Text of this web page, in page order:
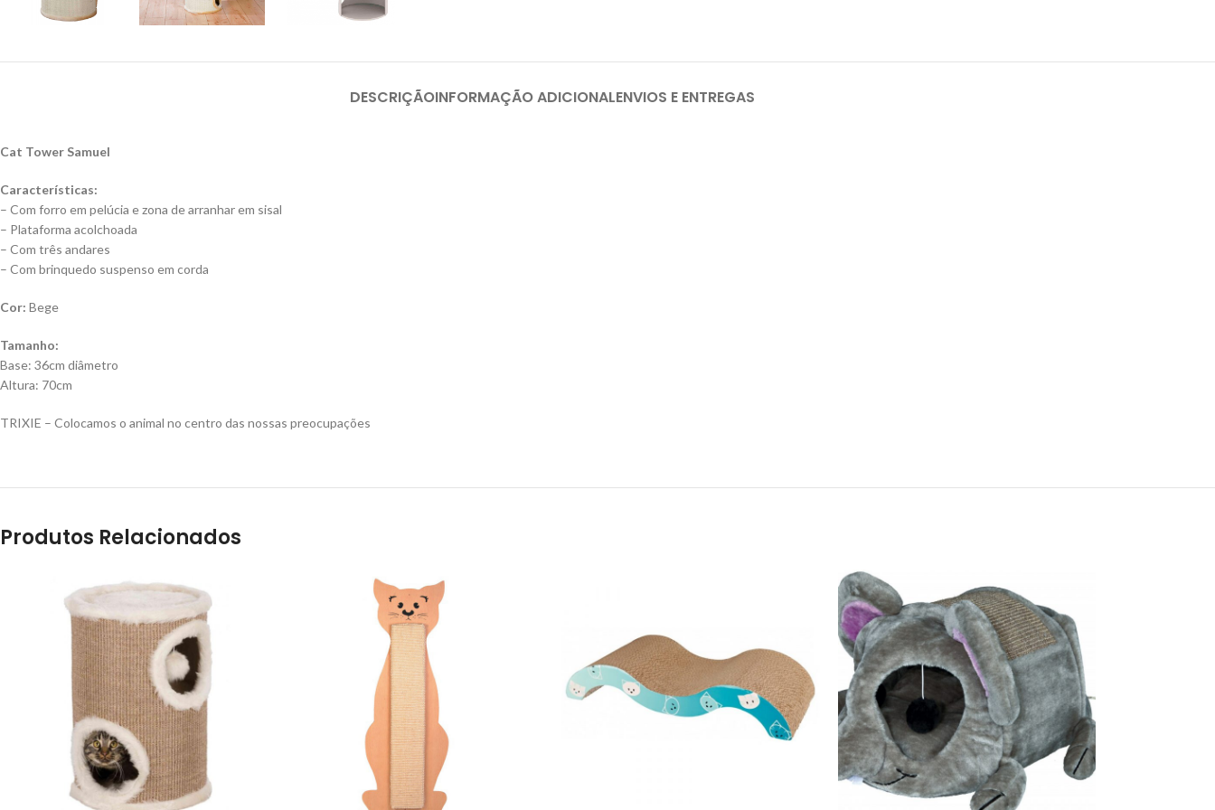
DESCRIÇÃOINFORMAÇÃO ADICIONALENVIOS E ENTREGAS
Cat Tower Samuel
Características:
– Com forro em pelúcia e zona de arranhar em sisal
– Plataforma acolchoada
– Com três andares
– Com brinquedo suspenso em corda
Cor: Bege
Tamanho:
Base: 36cm diâmetro
Altura: 70cm
TRIXIE – Colocamos o animal no centro das nossas preocupações
Produtos Relacionados